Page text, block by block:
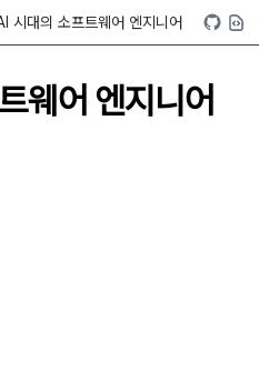
시대의 소프트웨어 엔지니어
웨어 엔지니어